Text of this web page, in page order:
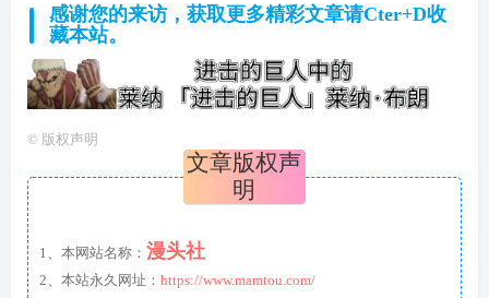
感谢您的来访，获取更多精彩文章请Cter+D收
藏本站。
© 版权声明
文章版权声
明
1、本网站名称： 漫头社
2、本站永久网址： https://www.mamtou.com/